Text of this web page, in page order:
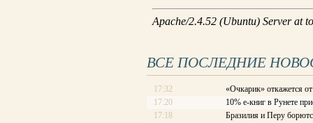
ВСЕ ПОСЛЕДНИЕ
17:32
«Очкарик» откажется
17:20
10% е-книг в Рунете
17:18
Бразилия и Перу